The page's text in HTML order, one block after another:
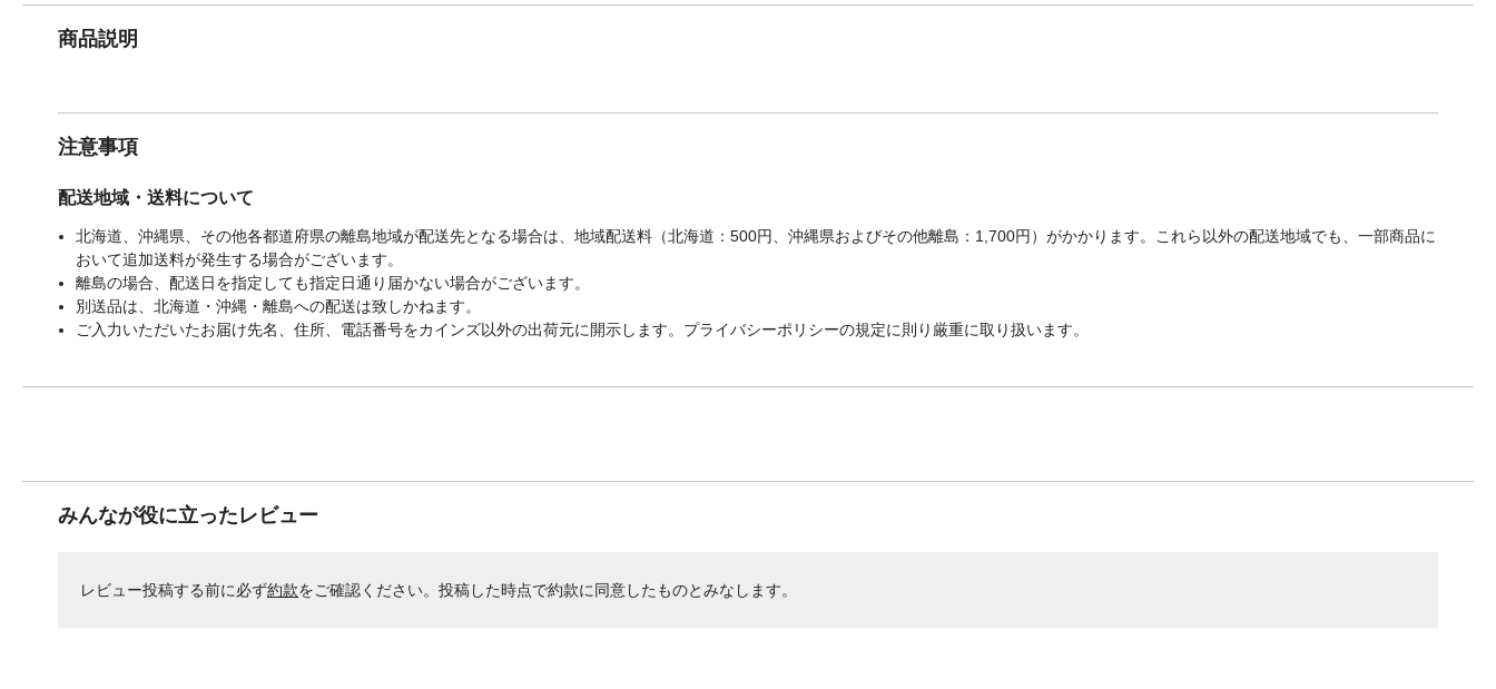
商品説明
注意事項
配送地域・送料について
北海道、沖縄県、その他各都道府県の離島地域が配送先となる場合は、地域配送料（北海道：500円、沖縄県およびその他離島：1,700円）がかかります。これら以外の配送地域でも、一部商品に
おいて追加送料が発生する場合がございます。
離島の場合、配送日を指定しても指定日通り届かない場合がございます。
別送品は、北海道・沖縄・離島への配送は致しかねます。
ご入力いただいたお届け先名、住所、電話番号をカインズ以外の出荷元に開示します。プライバシーポリシーの規定に則り厳重に取り扱います。
みんなが役に立ったレビュー
レビュー投稿する前に必ず約款をご確認ください。投稿した時点で約款に同意したものとみなします。